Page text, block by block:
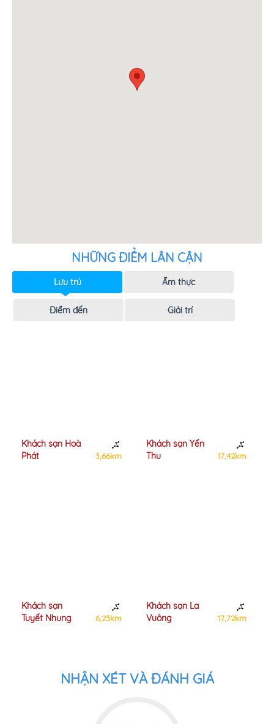
NHỮNG ĐIỂM LÂN CẬN
Lưu trú Ẩm thực
Điểm đến Giải trí
Khách sạn Hoà
Phát
3,66km
Khách sạn
Tuyết Nhung
6,23km
Khách sạn Yến
Thu
17,42km
Khách sạn La
Vuông
17,72km
NHẬN XÉT VÀ ĐÁNH GIÁ